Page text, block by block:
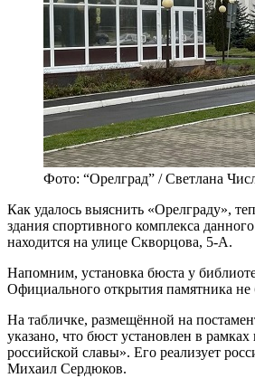
Фото: “Орелград” / Светлана
Как удалось выяснить «Орелграду»,
здания спортивного комплекса
находится на улице Скворцова, 5-А.
Напомним, установка бюста у
Официального открытия памятника не
На табличке, размещённой на
указано, что бюст установлен в
российской славы». Его реализует
Михаил Сердюков.